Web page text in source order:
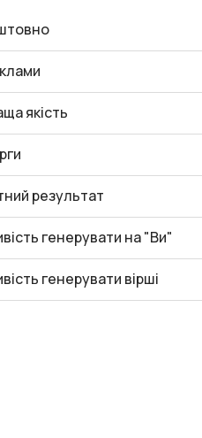
якість
результат
генерувати на "Ви"
генерувати вірші